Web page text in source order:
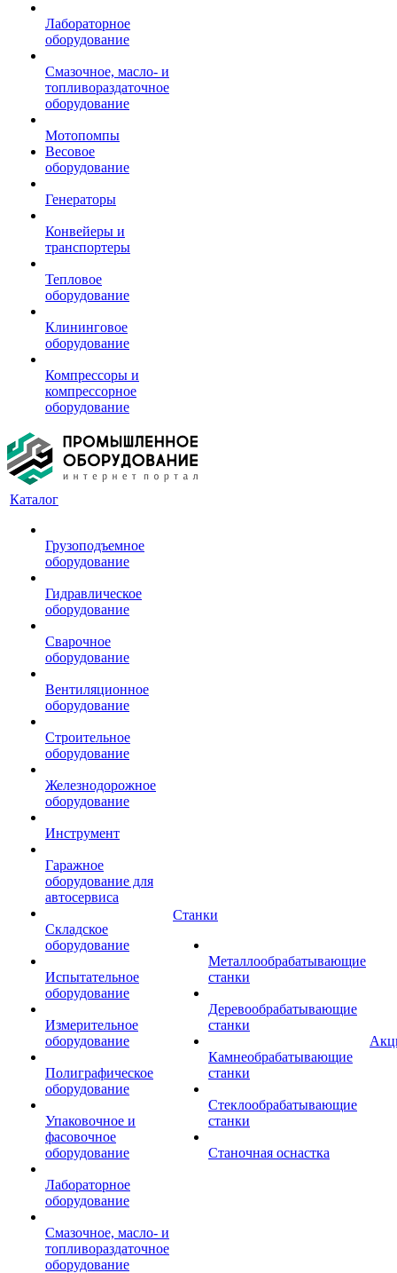
Лабораторное
оборудование
Смазочное, масло- и
топливораздаточное
оборудование
Мотопомпы
Весовое
оборудование
Генераторы
Конвейеры и
транспортеры
Тепловое
оборудование
Клининговое
оборудование
Компрессоры и
компрессорное
оборудование
Каталог
Грузоподъемное
оборудование
Гидравлическое
оборудование
Сварочное
оборудование
Вентиляционное
оборудование
Строительное
оборудование
Железнодорожное
оборудование
Инструмент
Гаражное
оборудование для
автосервиса
Складское
оборудование
Испытательное
оборудование
Измерительное
оборудование
Полиграфическое
оборудование
Упаковочное и
фасовочное
оборудование
Лабораторное
оборудование
Смазочное, масло- и
топливораздаточное
оборудование
Станки
Металлообрабатывающие
станки
Деревообрабатывающие
станки
Камнеобрабатывающие
станки
Стеклообрабатывающие
станки
Станочная оснастка